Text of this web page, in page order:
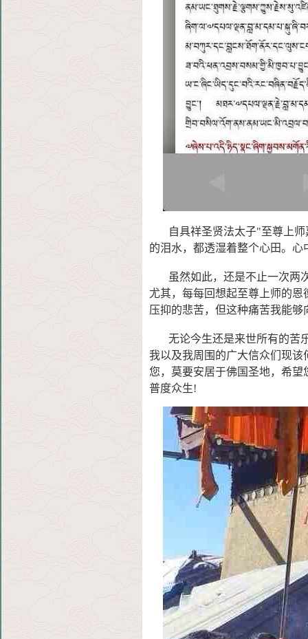
自具祥圣贤法太子"至尊上师
的泪水，都透湿着整个心田。心
虽然如此，还是不止一次两次
尤其，每每回想起至尊上师的恩
压抑的悲苦，但这种痛苦我能够
无论今生还是来世所有的苦乐
我以及我周围的广大信众们现该
您，莫要安居于佛国圣地，希望
普度众生!